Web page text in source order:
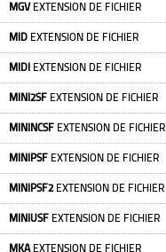
MGVEXTENSION DE FICHIER
MID EXTENSION DE FICHIER
MIDI EXTENSION DE FICHIER
MINI2SF EXTENSION DE FICHIER
MININCSF EXTENSION DE FICHIER
MINIPSF EXTENSION DE FICHIER
MINIPSF2EXTENSION DE FICHIER
MINIUSF EXTENSION DE FICHIER
MKAEXTENSION DE FICHIER